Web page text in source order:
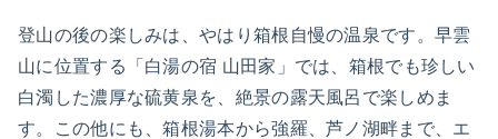
登山の後の楽しみは、やはり箱根自慢の温泉です。早雲
山に位置する「白湯の宿 山田家」では、箱根でも珍しい
白濁した濃厚な硫黄泉を、絶景の露天風呂で楽しめま
す。この他にも、箱根湯本から強羅、芦ノ湖畔まで、エ